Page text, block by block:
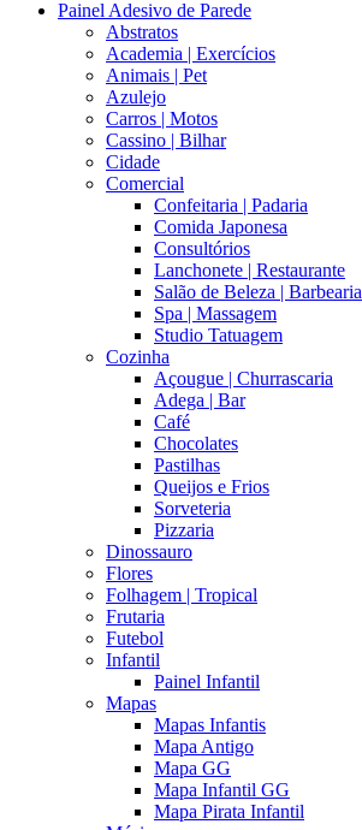
Painel Adesivo de Parede
Abstratos
Academia | Exercícios
Animais | Pet
Azulejo
Carros | Motos
Cassino | Bilhar
Cidade
Comercial
Confeitaria | Padaria
Comida Japonesa
Consultórios
Lanchonete | Restaurante
Salão de Beleza | Barbearia
Spa | Massagem
Studio Tatuagem
Cozinha
Açougue | Churrascaria
Adega | Bar
Café
Chocolates
Pastilhas
Queijos e Frios
Sorveteria
Pizzaria
Dinossauro
Flores
Folhagem | Tropical
Frutaria
Futebol
Infantil
Painel Infantil
Mapas
Mapas Infantis
Mapa Antigo
Mapa GG
Mapa Infantil GG
Mapa Pirata Infantil